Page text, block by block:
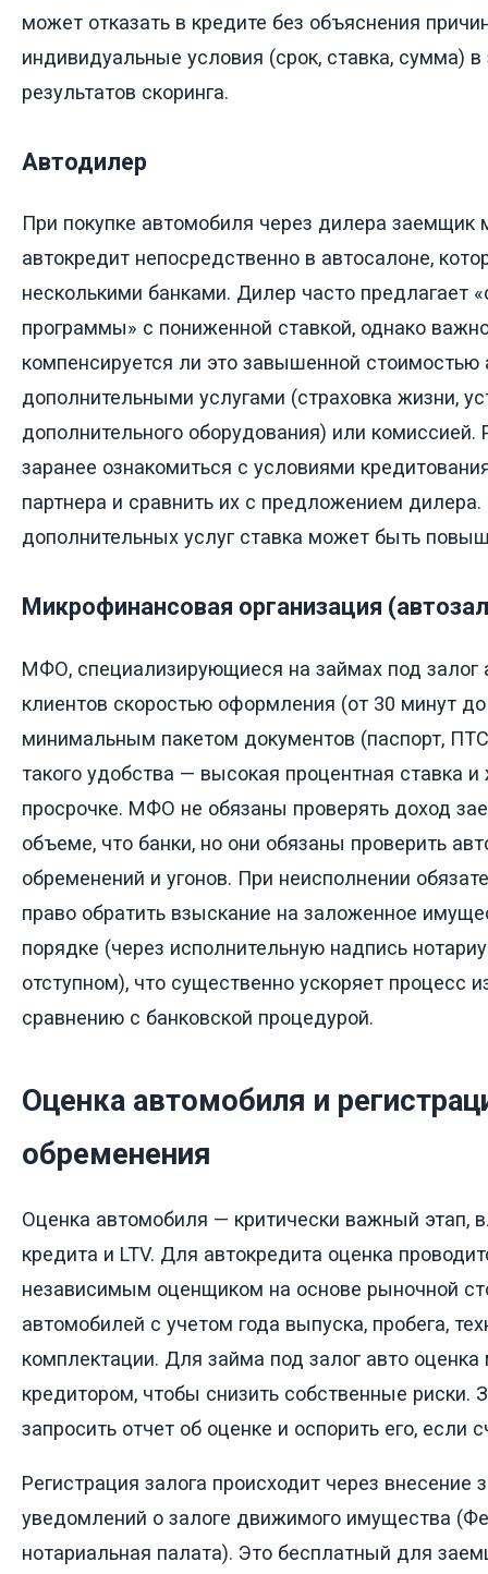
может отказать в кредите без объяснения
индивидуальные условия (срок, ставка, сумма) в
результатов скоринга.
Автодилер
При покупке автомобиля через дилера
автокредит непосредственно в автосалоне,
несколькими банками. Дилер часто предлагает
программы» с пониженной ставкой, однако
компенсируется ли это завышенной стоимостью
дополнительными услугами (страховка жизни,
дополнительного оборудования) или комиссией.
заранее ознакомиться с условиями
партнера и сравнить их с предложением дилера.
дополнительных услуг ставка может быть
Микрофинансовая организация
МФО, специализирующиеся на займах под залог
клиентов скоростью оформления (от 30 минут
минимальным пакетом документов (паспорт,
такого удобства — высокая процентная ставка
просрочке. МФО не обязаны проверять доход
объеме, что банки, но они обязаны проверить
обременений и угонов. При неисполнении
право обратить взыскание на заложенное
порядке (через исполнительную надпись
отступном), что существенно ускоряет процесс
сравнению с банковской процедурой.
Оценка автомобиля и
обременения
Оценка автомобиля — критически важный этап,
кредита и LTV. Для автокредита оценка
независимым оценщиком на основе рыночной
автомобилей с учетом года выпуска, пробега,
комплектации. Для займа под залог авто
кредитором, чтобы снизить собственные риски.
запросить отчет об оценке и оспорить его, если
Регистрация залога происходит через внесение
уведомлений о залоге движимого имущества
нотариальная палата). Это бесплатный для